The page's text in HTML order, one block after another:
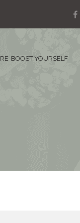
RE-BOOST YOURSELF